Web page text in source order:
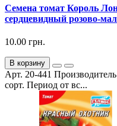
Семена томат Король
сердцевидный розово-
10.00 грн.
В корзину
Арт. 20-441
сорт. Период от вс...